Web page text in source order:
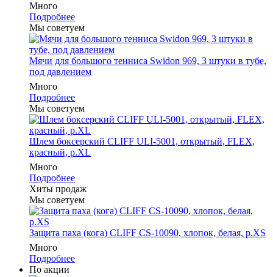
Много
Подробнее
Мы советуем
Мячи для большого тенниса Swidon 969, 3 штуки в тубе,
под давлением
Много
Подробнее
Мы советуем
Шлем боксерский CLIFF ULI-5001, открытый, FLEX,
красный, р.XL
Много
Подробнее
Хиты продаж
Мы советуем
Защита паха (кога) CLIFF CS-10090, хлопок, белая, р.XS
Много
Подробнее
По акции